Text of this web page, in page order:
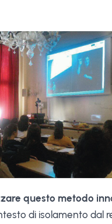
questo metodo
di isolamento dal